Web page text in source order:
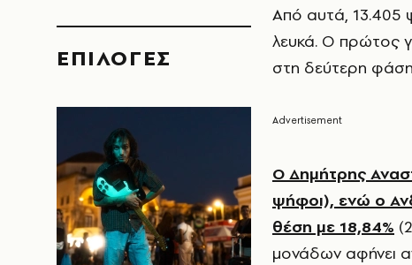
EΠΙΛΟΓΈΣ
Από αυτά, 13.405
λευκά. Ο πρώτος
στη δεύτερη
Ο Δημήτρης
ψήφοι), ενώ ο
θέση με 18,84%
μονάδων αφήνει